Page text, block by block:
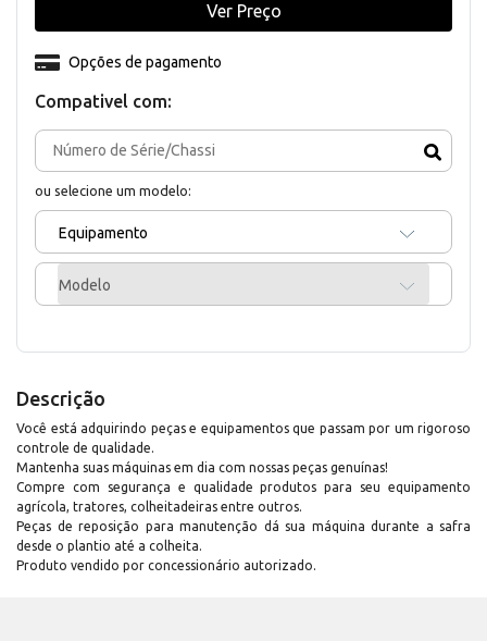
Compativel com:
ou selecione um modelo:
Equipamento
Modelo
Opções de pagamento
Ver Preço
Descrição
Você está adquirindo peças e equipamentos que passam por um rigoroso
controle de qualidade.
Mantenha suas máquinas em dia com nossas peças genuínas!
Compre com segurança e qualidade produtos para seu equipamento
agrícola, tratores, colheitadeiras entre outros.
Peças de reposição para manutenção dá sua máquina durante a safra
desde o plantio até a colheita.
Produto vendido por concessionário autorizado.